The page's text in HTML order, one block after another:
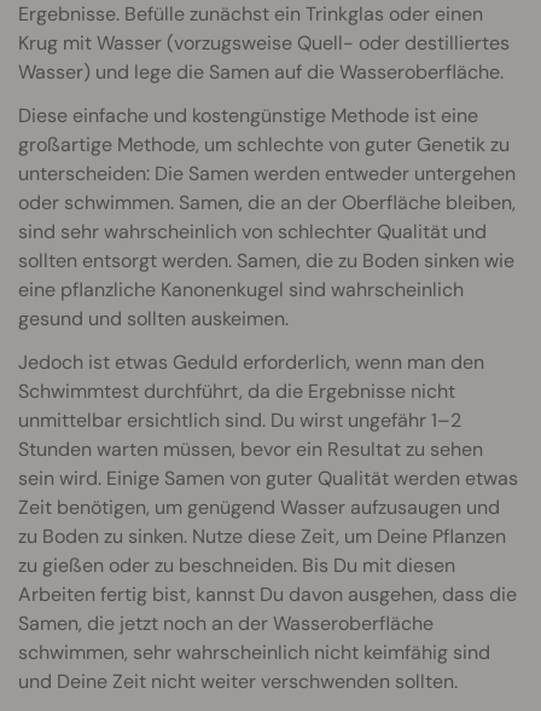
Ergebnisse. Befülle zunächst ein Trinkglas oder einen
Krug mit Wasser (vorzugsweise Quell- oder destilliertes
Wasser) und lege die Samen auf die Wasseroberfläche.
Diese einfache und kostengünstige Methode ist eine
großartige Methode, um schlechte von guter Genetik zu
unterscheiden: Die Samen werden entweder untergehen
oder schwimmen. Samen, die an der Oberfläche bleiben,
sind sehr wahrscheinlich von schlechter Qualität und
sollten entsorgt werden. Samen, die zu Boden sinken wie
eine pflanzliche Kanonenkugel sind wahrscheinlich
gesund und sollten auskeimen.
Jedoch ist etwas Geduld erforderlich, wenn man den
Schwimmtest durchführt, da die Ergebnisse nicht
unmittelbar ersichtlich sind. Du wirst ungefähr 1–2
Stunden warten müssen, bevor ein Resultat zu sehen
sein wird. Einige Samen von guter Qualität werden etwas
Zeit benötigen, um genügend Wasser aufzusaugen und
zu Boden zu sinken. Nutze diese Zeit, um Deine Pflanzen
zu gießen oder zu beschneiden. Bis Du mit diesen
Arbeiten fertig bist, kannst Du davon ausgehen, dass die
Samen, die jetzt noch an der Wasseroberfläche
schwimmen, sehr wahrscheinlich nicht keimfähig sind
und Deine Zeit nicht weiter verschwenden sollten.